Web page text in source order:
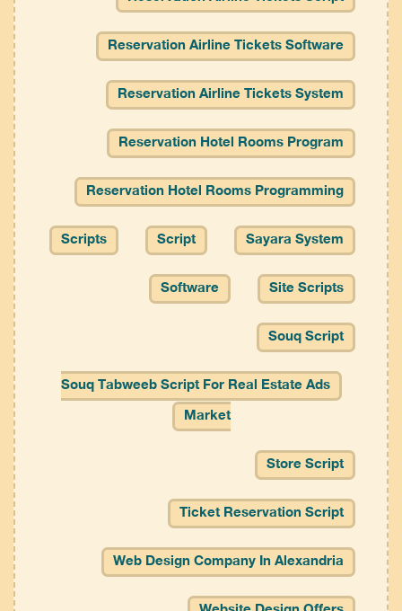
Reservation Airline Tickets Software
Reservation Airline Tickets System
Reservation Hotel Rooms Program
Reservation Hotel Rooms Programming
Sayara System
Script
Scripts
Site Scripts
Software
Souq Script
Souq Tabweeb Script For Real Estate Ads
Market
Store Script
Ticket Reservation Script
Web Design Company In Alexandria